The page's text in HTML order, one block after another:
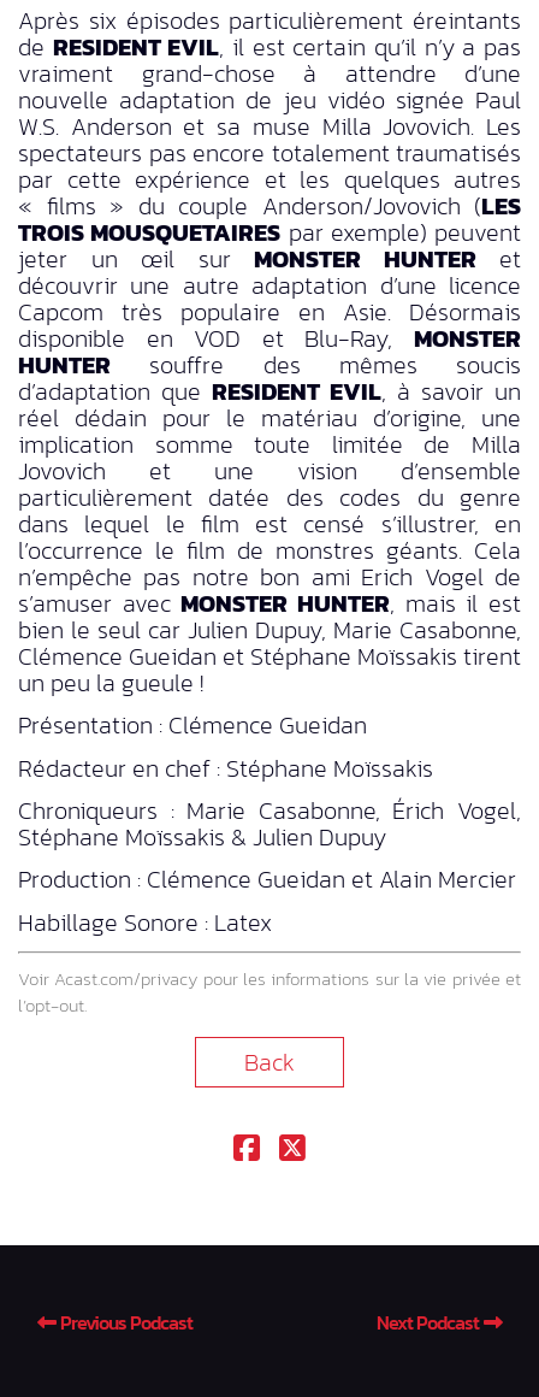
Après six épisodes particulièrement éreintants
de RESIDENT EVIL, il est certain qu’il n’y a pas
vraiment grand-chose à attendre d’une
nouvelle adaptation de jeu vidéo signée Paul
W.S. Anderson et sa muse Milla Jovovich. Les
spectateurs pas encore totalement traumatisés
par cette expérience et les quelques autres
« films » du couple Anderson/Jovovich (LES
TROIS MOUSQUETAIRES par exemple) peuvent
jeter un œil sur MONSTER HUNTERet
découvrir une autre adaptation d’une licence
Capcom très populaire en Asie. Désormais
disponible en VOD et Blu-Ray, MONSTER
HUNTER souffre des mêmes soucis
d’adaptation que RESIDENT EVIL, à savoir un
réel dédain pour le matériau d’origine, une
implication somme toute limitée de Milla
Jovovich et une vision d’ensemble
particulièrement datée des codes du genre
dans lequel le film est censé s’illustrer, en
l’occurrence le film de monstres géants. Cela
n’empêche pas notre bon ami Erich Vogel de
s’amuser avecMONSTER HUNTER, mais il est
bien le seul car Julien Dupuy, Marie Casabonne,
Clémence Gueidan et Stéphane Moïssakis tirent
un peu la gueule !
Présentation : Clémence Gueidan
Rédacteur en chef : Stéphane Moïssakis
Chroniqueurs : Marie Casabonne, Érich Vogel,
Stéphane Moïssakis & Julien Dupuy
Production : Clémence Gueidan et Alain Mercier
Habillage Sonore : Latex
Voir Acast.com/privacy pour les informations sur la vie privée et
l’opt-out.
Back
Previous Podcast Next Podcast